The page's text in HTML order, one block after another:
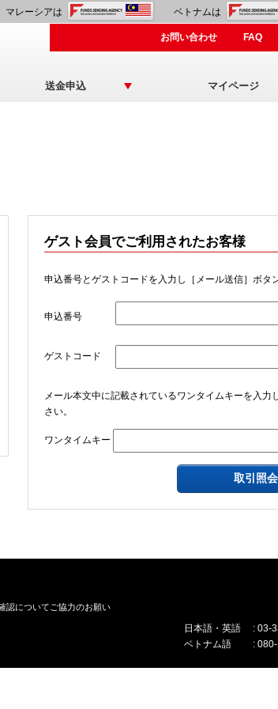
マレーシアは ベトナムは
お問い合わせ FAQ
送金申込 マイページ
ゲスト会員でご利用されたお客様
申込番号とゲストコードを入力し［メール送信］ボタ
申込番号
ゲストコード
メール本文中に記載されているワンタイムキーを入
さい。
ワンタイムキー
認についてご協力のお願い
日本語・英語 : 03-
ベトナム語 : 080-